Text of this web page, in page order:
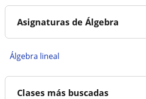
Asignaturas de Álgebra
Álgebra lineal
Clases más buscadas